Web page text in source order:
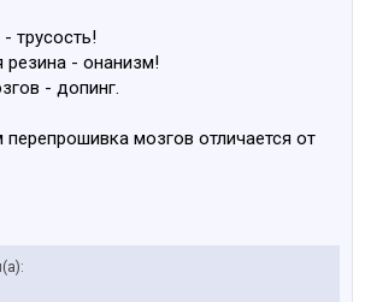
трусость!
- онанизм!
- допинг.
перепрошивка мозгов отличается от